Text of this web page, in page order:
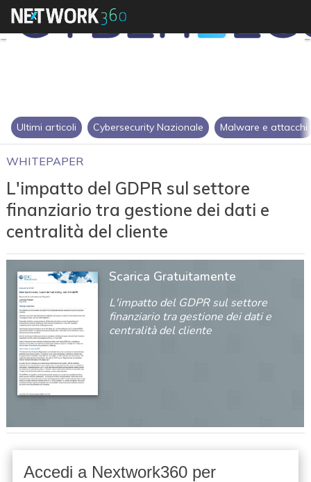
Ultimi articoli Cybersecurity Nazionale Malware e attacchi
WHITEPAPER
L'impatto del GDPR sul settore
finanziario tra gestione dei dati e
centralità del cliente
Scarica Gratuitamente
L'impatto del GDPR sul settore
finanziario tra gestione dei dati e
centralità del cliente
Accedi a Nextwork360 per